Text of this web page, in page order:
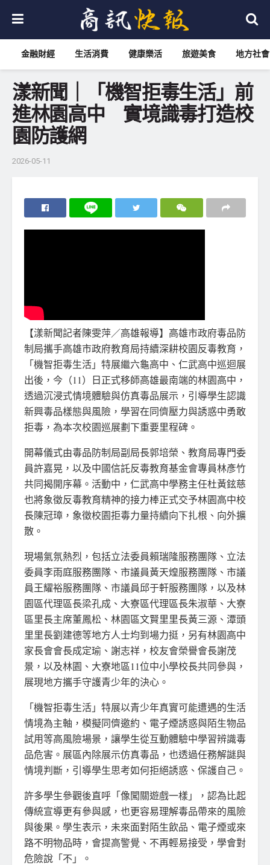
金融財經 生活消費 健康樂活 旅遊美食 地方社會
漾新聞｜「機智拒毒生活」前
進林園高中 實境識毒打造校
園防護網
2026-05-11
【漾新聞記者陳雯萍／高雄報導】高雄市政府毒品防
制局攜手高雄市政府教育局持續深耕校園反毒教育，
「機智拒毒生活」特展繼六龜高中、仁武高中巡迴展
出後，今（11）日正式移師高雄最南端的林園高中，
透過沉浸式情境體驗與仿真毒品展示，引導學生認識
新興毒品樣態與風險，學習在同儕壓力與誘惑中勇敢
拒毒，為本次校園巡展劃下重要里程碑。
開幕儀式由毒品防制局副局長郭培榮、教育局專門委
員許嘉晃，以及中國信託反毒教育基金會專員林彥竹
共同揭開序幕。活動中，仁武高中學務主任杜黃鉉慈
也將象徵反毒教育精神的接力棒正式交予林園高中校
長陳冠璋，象徵校園拒毒力量持續向下扎根、向外擴
散。
現場氣氛熱烈，包括立法委員賴瑞隆服務團隊、立法
委員李雨庭服務團隊、市議員黃天煌服務團隊、市議
員王耀裕服務團隊、市議員邱于軒服務團隊，以及林
園區代理區長梁孔成、大寮區代理區長朱淑華、大寮
區里長主席董鳳松、林園區文賢里里長黃三源、潭頭
里里長劉建德等地方人士均到場力挺，另有林園高中
家長會會長成定瑜、謝志祥，校友會榮譽會長謝茂
景，以及林園、大寮地區11位中小學校長共同參與，
展現地方攜手守護青少年的決心。
「機智拒毒生活」特展以青少年真實可能遭遇的生活
情境為主軸，模擬同儕邀約、電子煙誘惑與陌生物品
試用等高風險場景，讓學生從互動體驗中學習辨識毒
品危害。展區內除展示仿真毒品，也透過任務解謎與
情境判斷，引導學生思考如何拒絕誘惑、保護自己。
許多學生參觀後直呼「像闖關遊戲一樣」，認為比起
傳統宣導更有參與感，也更容易理解毒品帶來的風險
與後果。學生表示，未來面對陌生飲品、電子煙或來
路不明物品時，會提高警覺、不再輕易接受，學會對
危險說「不」。